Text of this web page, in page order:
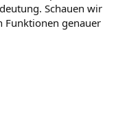
Schauen wir
Funktionen genauer